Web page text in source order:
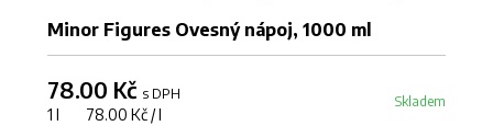
Minor Figures Ovesný nápoj, 1000 ml
78.00 Kč s DPH
1 l 78.00 Kč / l
Skladem